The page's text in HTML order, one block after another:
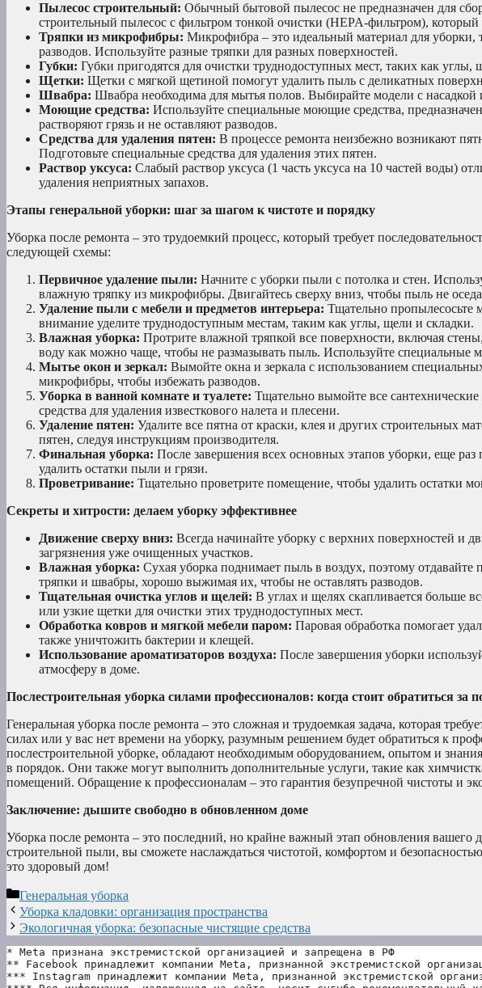
Пылесос строительный: Обычный бытовой пылесос не предназначен для
строительный пылесос с фильтром тонкой очистки (HEPA-фильтром),
Тряпки из микрофибры: Микрофибра – это идеальный материал для уборки,
разводов. Используйте разные тряпки для разных поверхностей.
Губки: Губки пригодятся для очистки труднодоступных мест, таких как
Щетки: Щетки с мягкой щетиной помогут удалить пыль с деликатных
Швабра: Швабра необходима для мытья полов. Выбирайте модели с
Моющие средства: Используйте специальные моющие средства,
растворяют грязь и не оставляют разводов.
Средства для удаления пятен: В процессе ремонта неизбежно возникают
Подготовьте специальные средства для удаления этих пятен.
Раствор уксуса: Слабый раствор уксуса (1 часть уксуса на 10 частей воды)
удаления неприятных запахов.
Этапы генеральной уборки: шаг за шагом к чистоте и порядку
Уборка после ремонта – это трудоемкий процесс, который требует
следующей схемы:
Первичное удаление пыли: Начните с уборки пыли с потолка и стен.
влажную тряпку из микрофибры. Двигайтесь сверху вниз, чтобы пыль не
Удаление пыли с мебели и предметов интерьера: Тщательно пропылесосьте
внимание уделите труднодоступным местам, таким как углы, щели и складки.
Влажная уборка: Протрите влажной тряпкой все поверхности, включая
воду как можно чаще, чтобы не размазывать пыль. Используйте специальные
Мытье окон и зеркал: Вымойте окна и зеркала с использованием
микрофибры, чтобы избежать разводов.
Уборка в ванной комнате и туалете: Тщательно вымойте все
средства для удаления известкового налета и плесени.
Удаление пятен: Удалите все пятна от краски, клея и других строительных
пятен, следуя инструкциям производителя.
Финальная уборка: После завершения всех основных этапов уборки, еще
удалить остатки пыли и грязи.
Проветривание: Тщательно проветрите помещение, чтобы удалить остатки
Секреты и хитрости: делаем уборку эффективнее
Движение сверху вниз: Всегда начинайте уборку с верхних поверхностей и
загрязнения уже очищенных участков.
Влажная уборка: Сухая уборка поднимает пыль в воздух, поэтому
тряпки и швабры, хорошо выжимая их, чтобы не оставлять разводов.
Тщательная очистка углов и щелей: В углах и щелях скапливается больше
или узкие щетки для очистки этих труднодоступных мест.
Обработка ковров и мягкой мебели паром: Паровая обработка помогает
также уничтожить бактерии и клещей.
Использование ароматизаторов воздуха: После завершения уборки
атмосферу в доме.
Послестроительная уборка силами профессионалов: когда стоит обратиться за
Генеральная уборка после ремонта – это сложная и трудоемкая задача, которая
силах или у вас нет времени на уборку, разумным решением будет обратиться к
послестроительной уборке, обладают необходимым оборудованием, опытом и
в порядок. Они также могут выполнить дополнительные услуги, такие как
помещений. Обращение к профессионалам – это гарантия безупречной чистоты и
Заключение: дышите свободно в обновленном доме
Уборка после ремонта – это последний, но крайне важный этап обновления вашего
строительной пыли, вы сможете наслаждаться чистотой, комфортом и
это здоровый дом!
Рубрики
Генеральная уборка
Уборка кладовки: организация пространства
Экологичная уборка: безопасные чистящие средства
* Meta признана экстремистской организацией и запрещена в РФ
** Facebook принадлежит компании Meta, признанной экстремистской
*** Instagram принадлежит компании Meta, признанной экстремистской